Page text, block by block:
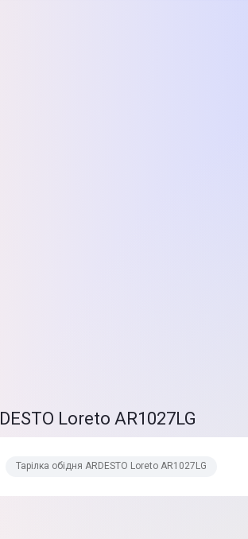
Loreto AR1027LG
Тарілка обідня ARDESTO Loreto AR1027LG